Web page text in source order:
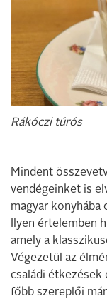
Rákóczi túrós
Mindent
vendégeinket is
magyar konyhába
Ilyen értelemben
amely a
Végezetül az
családi étkezések
főbb szereplői